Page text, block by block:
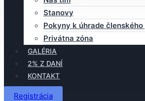
Stanovy
Pokyny k úhrade
Privátna zóna
GALÉRIA
2% Z DANÍ
KONTAKT
Registrácia